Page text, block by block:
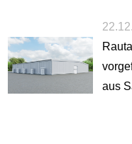
aus